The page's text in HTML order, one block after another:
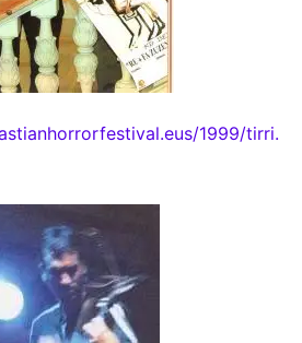
1999/tirri.